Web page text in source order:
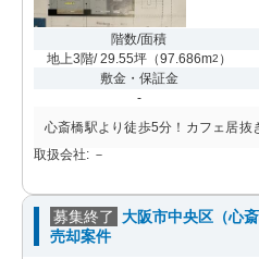
階数/面積
地上3階/ 29.55坪（97.686m2 ）
敷金・保証金
-
心斎橋駅より徒歩5分！カフェ居抜
取扱会社: －
募集終了
大阪市中央区（心
売却案件